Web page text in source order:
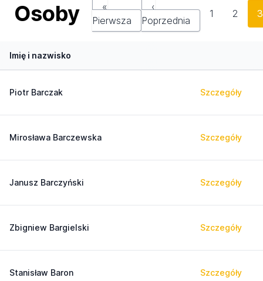
Osoby
«
Pierwsza
‹
Poprzednia
1 2 3
Imię i nazwisko
Piotr Barczak Szczegóły
Mirosława Barczewska Szczegóły
Janusz Barczyński Szczegóły
Zbigniew Bargielski Szczegóły
Stanisław Baron Szczegóły